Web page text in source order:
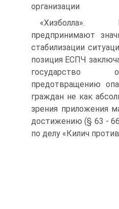
организации
«Хизболла».
предпринимают
стабилизации
позиция ЕСПЧ
государство
предотвращению
граждан не как
зрения приложения
достижению (§ 63 -
по делу «Килич